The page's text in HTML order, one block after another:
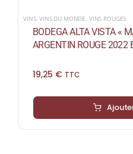
VINS,VINS DU MONDE VINS ROUGES
BODEGA ALTA VISTA «
ARGENTIN ROUGE 2022
19,25 € TTC